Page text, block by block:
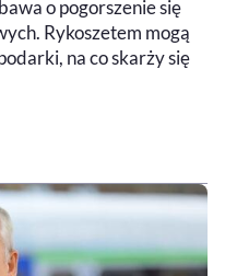
o pogorszenie się
Rykoszetem mogą
na co skarży się